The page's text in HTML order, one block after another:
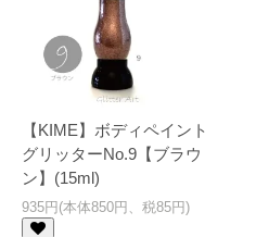
【KIME】ボディペイント
グリッターNo.9【ブラウ
ン】(15ml)
935円(本体850円、税85円)